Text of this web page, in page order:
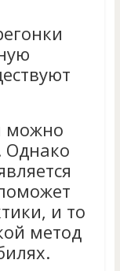
можно
Однако
и то
метод